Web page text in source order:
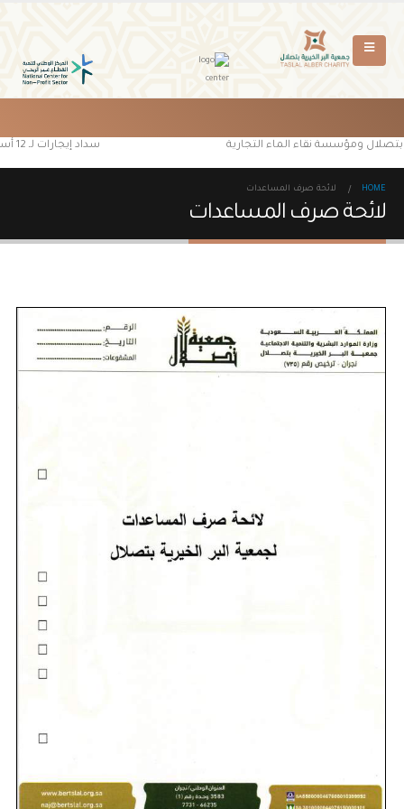
سداد إيجارات لـ 12 أسرة محتاجة من مستفيدي جمعية البر الخيرية بتصلال ومؤسسة نقاء الماء التجارية
HOME لائحة صرف المساعدات
لائحة صرف المساعدات